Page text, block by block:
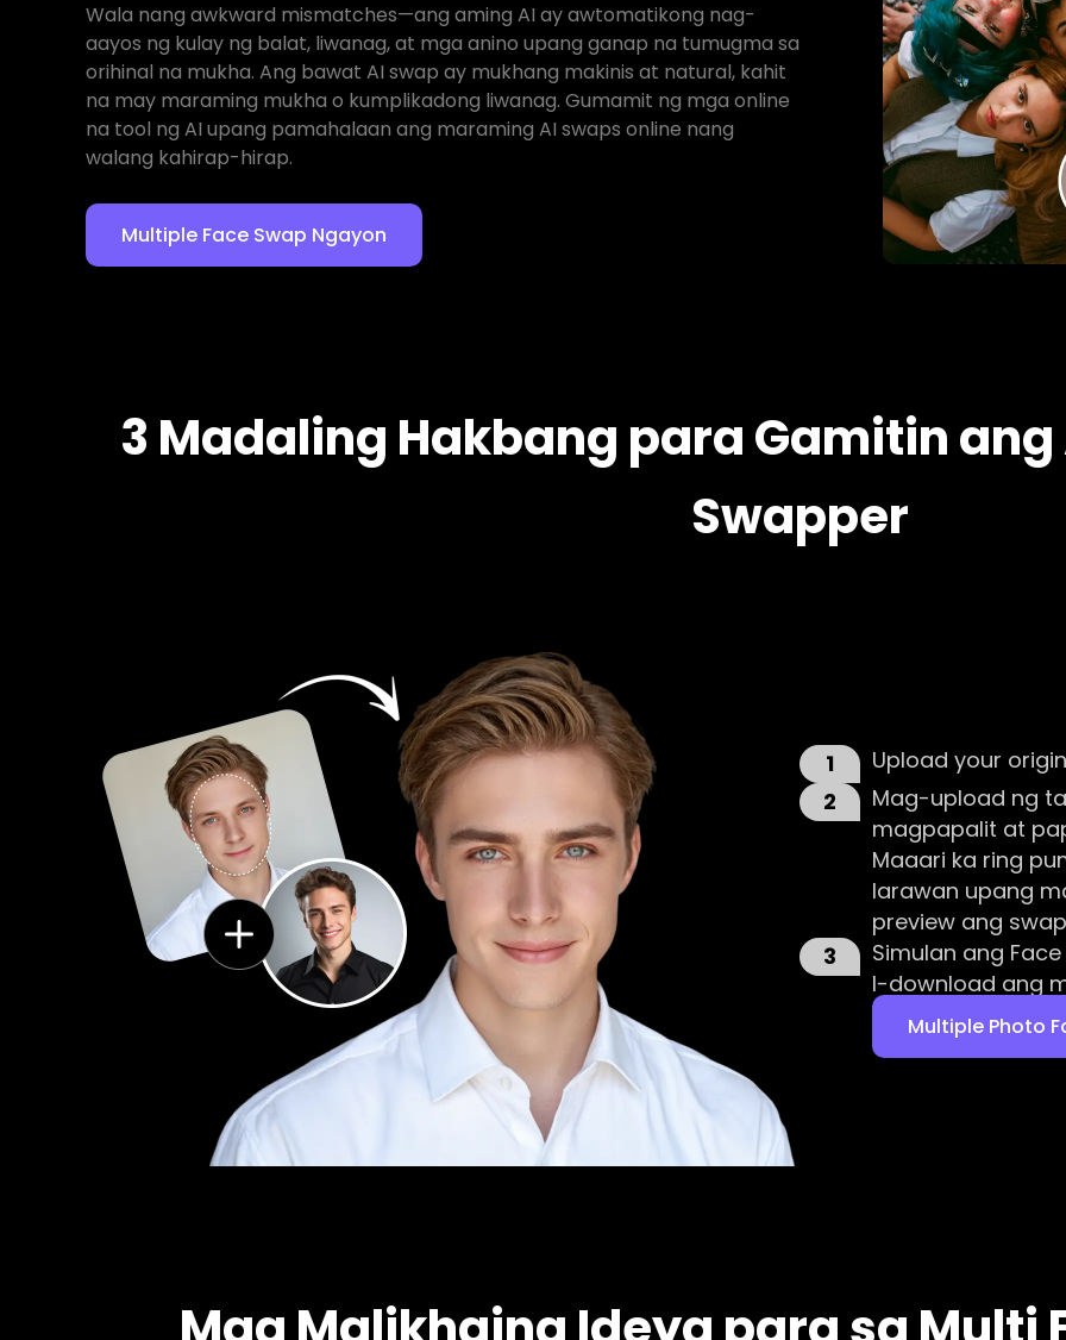
Wala nang awkward mismatches—ang aming AI ay awtomatikong nag-
aayos ng kulay ng balat, liwanag, at mga anino upang ganap na tumugma sa
orihinal na mukha. Ang bawat AI swap ay mukhang makinis at natural, kahit
na may maraming mukha o kumplikadong liwanag. Gumamit ng mga online
na tool ng AI upang pamahalaan ang maraming AI swaps online nang
walang kahirap-hirap.
Multiple Face Swap Ngayon
3 Madaling Hakbang para Gamitin
Swapper
1
Upload your
2
Mag-upload ng
magpapalit at
Maaari ka ring
larawan upang
preview ang
3
Simulan ang
I-download ang
Multiple Photo